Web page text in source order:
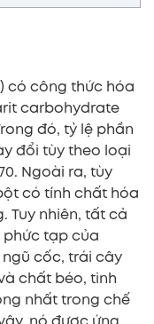
có công thức hóa
carbohydrate
đó, tỷ lệ phần
đổi tùy theo loại
Ngoài ra, tùy
có tính chất hóa
Tuy nhiên, tất cả
tạp của
cốc, trái cây
chất béo, tinh
nhất trong chế